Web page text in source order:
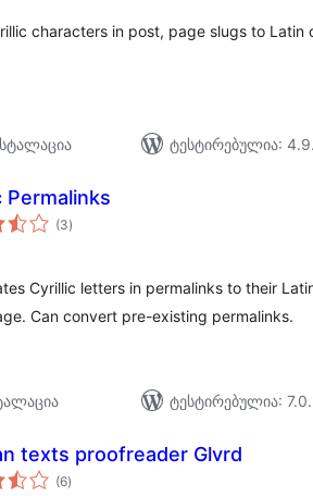
characters in post, page slugs to Latin
ტესტირებულია:
Permalinks
(3საერთო
რეიტინგი
)
Cyrillic letters in permalinks to their
Can convert pre-existing permalinks.
ტესტირებულია:
texts proofreader Glvrd
(6საერთო
რეიტინგი
)